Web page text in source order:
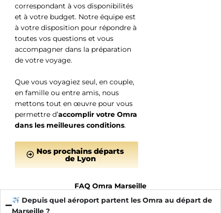
correspondant à vos disponibilités
et à votre budget. Notre équipe est
à votre disposition pour répondre à
toutes vos questions et vous
accompagner dans la préparation
de votre voyage.
Que vous voyagiez seul, en couple,
en famille ou entre amis, nous
mettons tout en œuvre pour vous
permettre d’accomplir votre Omra
dans les meilleures conditions.
Nos prochains départs
de Lyon
FAQ Omra Marseille
Depuis quel aéroport partent les Omra au départ de
Marseille ?